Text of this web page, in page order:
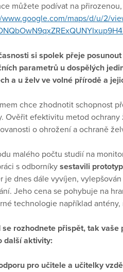
můžete podívat na
maps/d/u/2/
si spolek přeje
parametrů u dospělých
a u želv ve volné přírodě a
chce zhodnotit schopnost
Ověřit efektivitu metod
o ohrožení a ochraně
malého počtu studií na
s odborníkysestavili
je dnes dále vyvíjen,
Jeho cena se pohybuje na
technologie například
se rozhodnete přispět, tak
další aktivity:
pro učitele a učitelky